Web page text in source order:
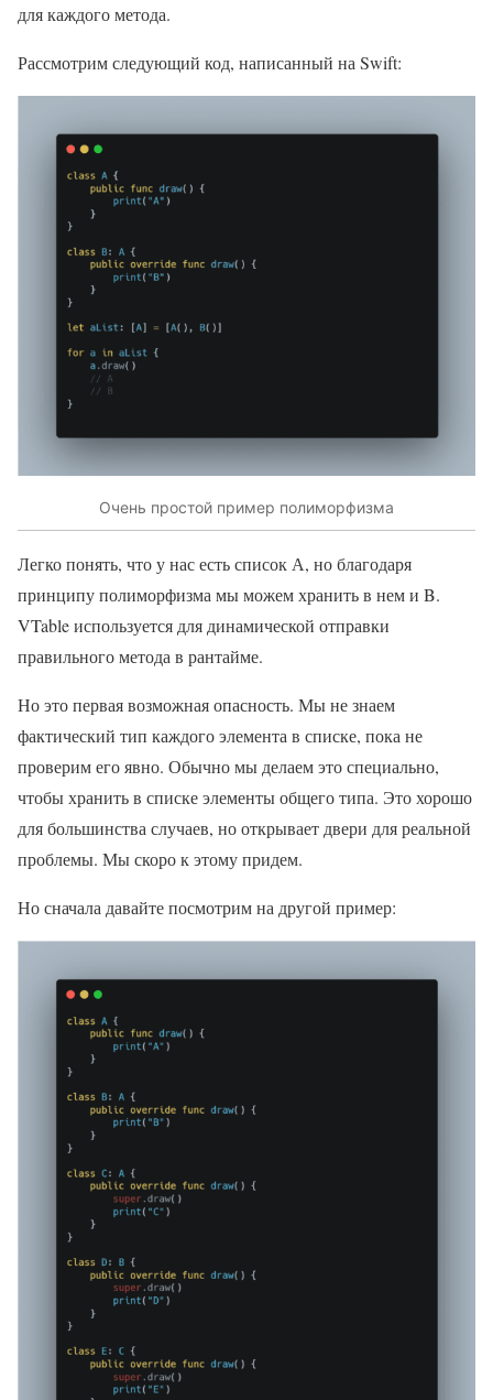
для каждого метода.
Рассмотрим следующий код, написанный на Swift:
Очень простой пример полиморфизма
Легко понять, что у нас есть список А, но благодаря
принципу полиморфизма мы можем хранить в нем и B.
VTable используется для динамической отправки
правильного метода в рантайме.
Но это первая возможная опасность. Мы не знаем
фактический тип каждого элемента в списке, пока не
проверим его явно. Обычно мы делаем это специально,
чтобы хранить в списке элементы общего типа. Это хорошо
для большинства случаев, но открывает двери для реальной
проблемы. Мы скоро к этому придем.
Но сначала давайте посмотрим на другой пример: